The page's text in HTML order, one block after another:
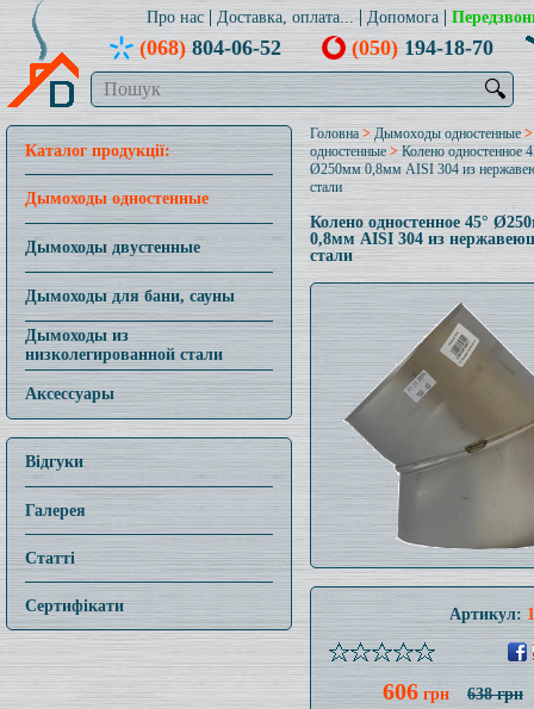
Про нас Доставка, оплата... Допомога
(068)804-06-52 (050)194-18-70
🔍
Каталог продукції:
Дымоходы одностенные
Дымоходы двустенные
Дымоходы для бани, сауны
Дымоходы из
низколегированной стали
Аксессуары
Відгуки
Галерея
Статті
Сертифікати
Головна > Дымоходы одностенные
одностенные >Колено одностенное
Ø250мм 0,8мм AISI 304 из
стали
Колено одностенное 45°
0,8мм AISI 304 из
стали
Артикул:
606 грн 638 грн